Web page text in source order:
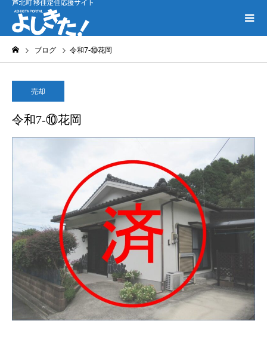
ブログ 令和7-⑩花岡
売却
令和7-⑩花岡